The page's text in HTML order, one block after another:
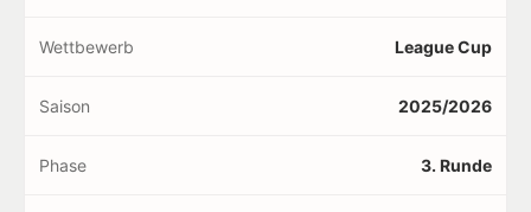
Wettbewerb League Cup
Saison 2025/2026
Phase 3. Runde